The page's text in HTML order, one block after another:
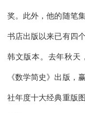
奖。此外，他的随笔
书店出版以来已有四
韩文版本。去年秋天
《数学简史》出版，
社年度十大经典重版